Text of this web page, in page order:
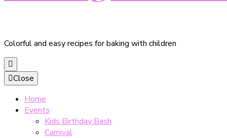
Colorful and easy recipes for baking with children
Close
Home
Events
Kids Birthday Bash
Carnival